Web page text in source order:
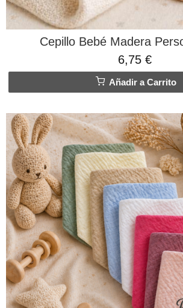
Cepillo Bebé Madera
6,75 €
Añadir a Carrito